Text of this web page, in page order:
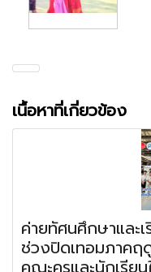
เนื้อหาที่เกี่ยวข้อง
ค่ายทัศนศึกษาและ
ช่วงปิดเทอมภาคฤ
คณะครูและนักเรีย